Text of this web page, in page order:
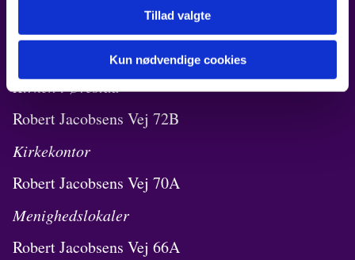
Tillad valgte
Kun nødvendige cookies
Kirken i Ørestad
Robert Jacobsens Vej 72B
Kirkekontor
Robert Jacobsens Vej 70A
Menighedslokaler
Robert Jacobsens Vej 66A